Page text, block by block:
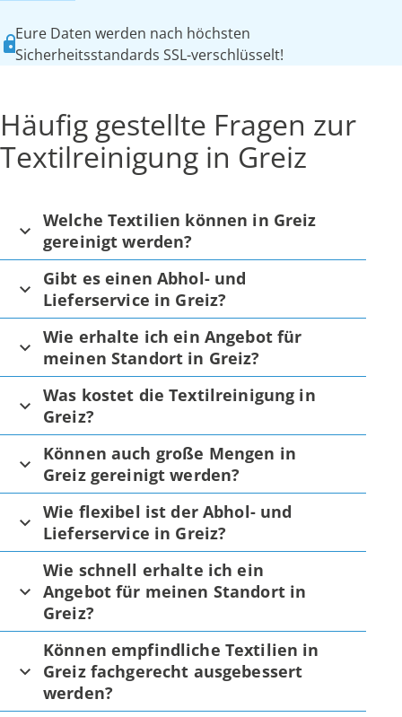
Eure Daten werden nach höchsten
Sicherheitsstandards SSL-verschlüsselt!
Häufig gestellte Fragen zur
Textilreinigung in Greiz
Welche Textilien können in Greiz
gereinigt werden?
Gibt es einen Abhol- und
Lieferservice in Greiz?
Wie erhalte ich ein Angebot für
meinen Standort in Greiz?
Was kostet die Textilreinigung in
Greiz?
Können auch große Mengen in
Greiz gereinigt werden?
Wie flexibel ist der Abhol- und
Lieferservice in Greiz?
Wie schnell erhalte ich ein
Angebot für meinen Standort in
Greiz?
Können empfindliche Textilien in
Greiz fachgerecht ausgebessert
werden?